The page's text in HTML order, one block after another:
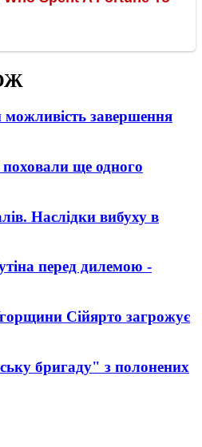
завершення
ще одного
Наслідки вибуху в
перед дилемою -
Сійярто загрожує
бригаду" з полонених